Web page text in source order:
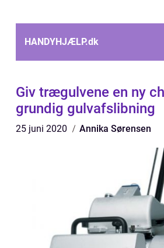
HANDYHJÆLP.dk
Giv trægulvene en ny
grundig gulvafslibning
25 juni 2020 Annika Sørensen